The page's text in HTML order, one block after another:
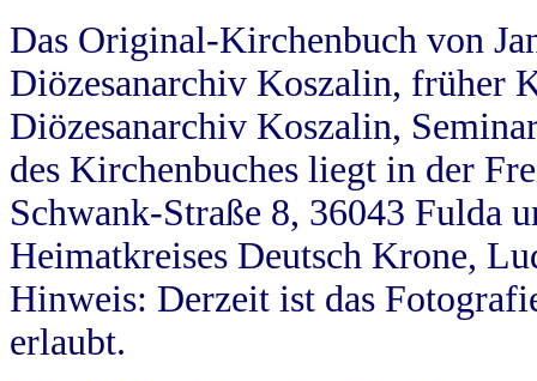
Das Original-Kirchenbuch von
Diözesanarchiv Koszalin, früher
Diözesanarchiv Koszalin,
des Kirchenbuches liegt in der
Schwank-Straße 8, 36043 Fulda
Heimatkreises Deutsch Krone,
Hinweis: Derzeit ist das
erlaubt.